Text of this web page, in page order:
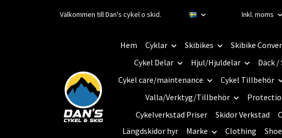
Välkommen till Dan's cykel o skid. Inkl. moms
Hem Cyklar Skibikes Skibike
Cykel Delar
Hjul/Hjuldelar Däck /
Cykel care/maintenance
Cykel Tillbehör
Valla/Verktyg/Tillbehör
Cykelverkstad Priser
Skidor Verkstad
Längdskidor hyr
Marke Clothing